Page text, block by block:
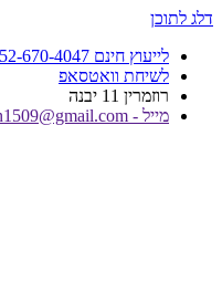
דלג לתוכן
לייעוץ חינם 052-670-4047
לשיחת וואטסאפ
רוזמרין 11 יבנה
מייל - amitmatan1509@gmail.com